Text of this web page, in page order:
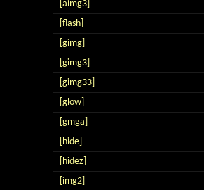
[aimg3]
[flash]
[gimg]
[gimg3]
[gimg33]
[glow]
[gmga]
[hide]
[hidez]
[img2]